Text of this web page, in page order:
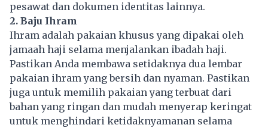
pesawat dan dokumen identitas lainnya.
2. Baju Ihram
Ihram adalah pakaian khusus yang dipakai oleh
jamaah haji selama menjalankan ibadah haji.
Pastikan Anda membawa setidaknya dua lembar
pakaian ihram yang bersih dan nyaman. Pastikan
juga untuk memilih pakaian yang terbuat dari
bahan yang ringan dan mudah menyerap keringat
untuk menghindari ketidaknyamanan selama